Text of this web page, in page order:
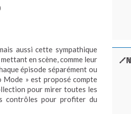
aussi cette sympathique
en scène, comme leur
épisode séparément ou
Mode » est proposé compte
pour mirer toutes les
contrôles pour profiter du
/